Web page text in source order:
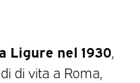
Ligure nel 1930
di vita a Roma,